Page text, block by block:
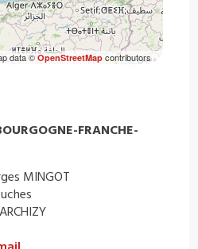
data ©OpenStreetMapcontributors
FRANCHE-
MINGOT